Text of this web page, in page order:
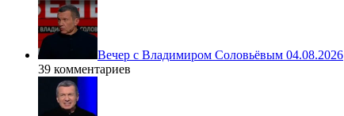
Вечер с Владимиром Соловьёвым 04.08.2026
39 комментариев